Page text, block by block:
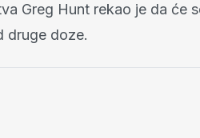
Greg Hunt rekao je da će
druge doze.